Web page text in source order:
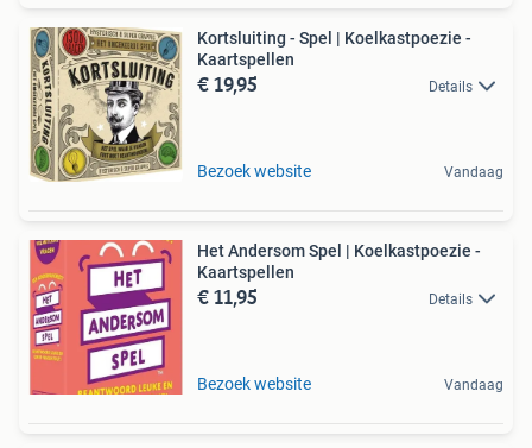
Kortsluiting - Spel | Koelkastpoezie -
Kaartspellen
€ 19,95 Details
Bezoek website Vandaag
Het Andersom Spel | Koelkastpoezie -
Kaartspellen
€ 11,95 Details
Bezoek website Vandaag